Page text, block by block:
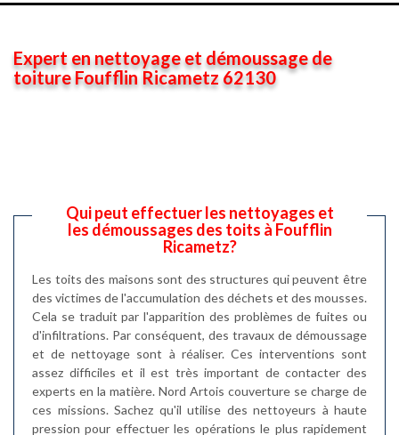
Expert en nettoyage et démoussage de
toiture Foufflin Ricametz 62130
Qui peut effectuer les nettoyages et
les démoussages des toits à Foufflin
Ricametz?
Les toits des maisons sont des structures qui peuvent être
des victimes de l'accumulation des déchets et des mousses.
Cela se traduit par l'apparition des problèmes de fuites ou
d'infiltrations. Par conséquent, des travaux de démoussage
et de nettoyage sont à réaliser. Ces interventions sont
assez difficiles et il est très important de contacter des
experts en la matière. Nord Artois couverture se charge de
ces missions. Sachez qu'il utilise des nettoyeurs à haute
pression pour effectuer les opérations le plus rapidement